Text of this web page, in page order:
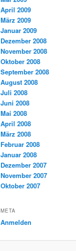
April 2009
März 2009
Januar 2009
Dezember 2008
November 2008
Oktober 2008
September 2008
August 2008
Juli 2008
Juni 2008
Mai 2008
April 2008
März 2008
Februar 2008
Januar 2008
Dezember 2007
November 2007
Oktober 2007
META
Anmelden